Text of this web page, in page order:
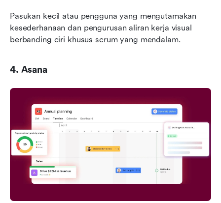
Pasukan kecil atau pengguna yang mengutamakan
kesederhanaan dan pengurusan aliran kerja visual
berbanding ciri khusus scrum yang mendalam.
4. Asana